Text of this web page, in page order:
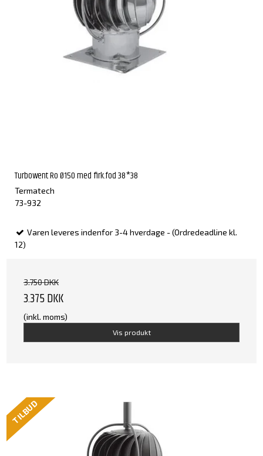
Turbowent Ro Ø150 med firk.fod 38*38
Termatech
73-932
Varen leveres indenfor 3-4 hverdage - (Ordredeadline kl.
12)
3.750 DKK
3.375 DKK
(inkl. moms)
Vis produkt
TILBUD